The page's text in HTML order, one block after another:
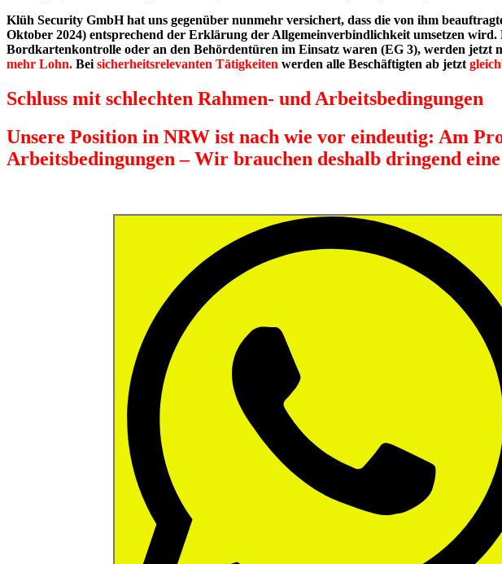
Klüh Security GmbHhat uns gegenüber nunmehr versichert, dass die von ihm
Oktober 2024) entsprechend der Erklärung der Allgemeinverbindlichkeit umsetzen
Bordkartenkontrolle oder an den Behördentüren im Einsatz waren (EG 3), werden jetzt
mehr Lohn. Bei sicherheitsrelevanten Tätigkeiten werden alle Beschäftigten ab jetzt
Schluss mit schlechten Rahmen- und Arbeitsbedingungen
Unsere Position in NRW ist nach wie vor eindeutig: Am
Arbeitsbedingungen – Wir brauchen deshalb dringend